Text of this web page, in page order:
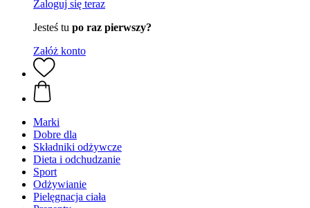
Zaloguj się teraz
Jesteś tu po raz pierwszy?
Załóż konto
Marki
Dobre dla
Składniki odżywcze
Dieta i odchudzanie
Sport
Odżywianie
Pielęgnacja ciała